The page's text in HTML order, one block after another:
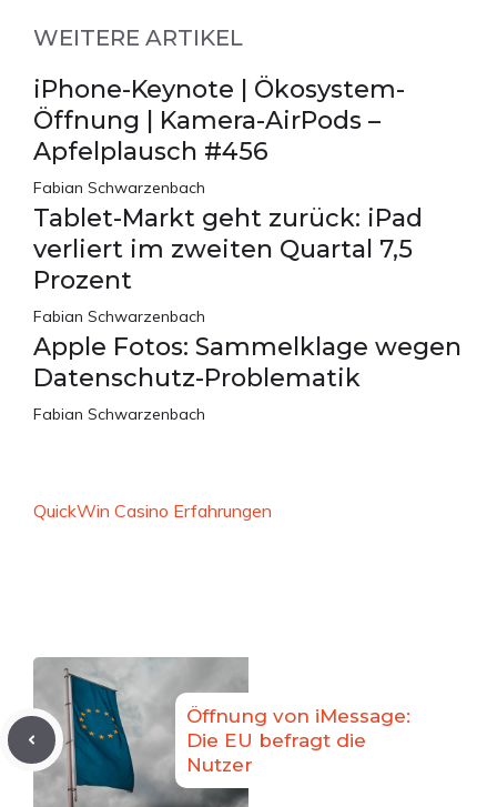
WEITERE ARTIKEL
iPhone-Keynote | Ökosystem-
Öffnung | Kamera-AirPods –
Apfelplausch #456
Fabian Schwarzenbach
Tablet-Markt geht zurück: iPad
verliert im zweiten Quartal 7,5
Prozent
Fabian Schwarzenbach
Apple Fotos: Sammelklage wegen
Datenschutz-Problematik
Fabian Schwarzenbach
QuickWin Casino Erfahrungen
Öffnung von iMessage:
Die EU befragt die
Nutzer